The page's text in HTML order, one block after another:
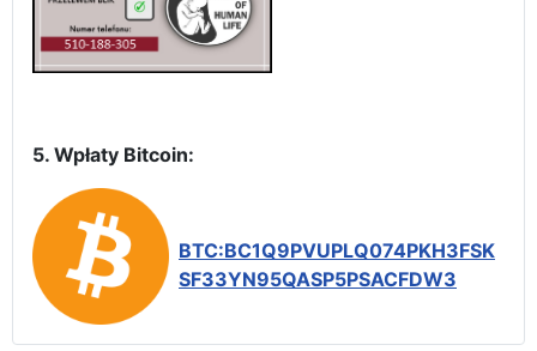
5. Wpłaty Bitcoin:
BTC:BC1Q9PVUPLQ074PKH3FSK
SF33YN95QASP5PSACFDW3